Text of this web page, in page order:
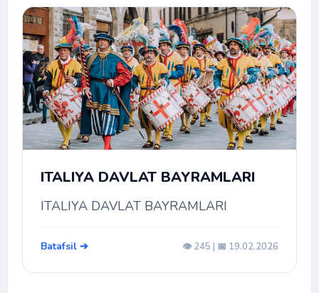
ITALIYA DAVLAT BAYRAMLARI
ITALIYA DAVLAT BAYRAMLARI
Batafsil ➔ 👁️ 245 | 📅 19.02.2026